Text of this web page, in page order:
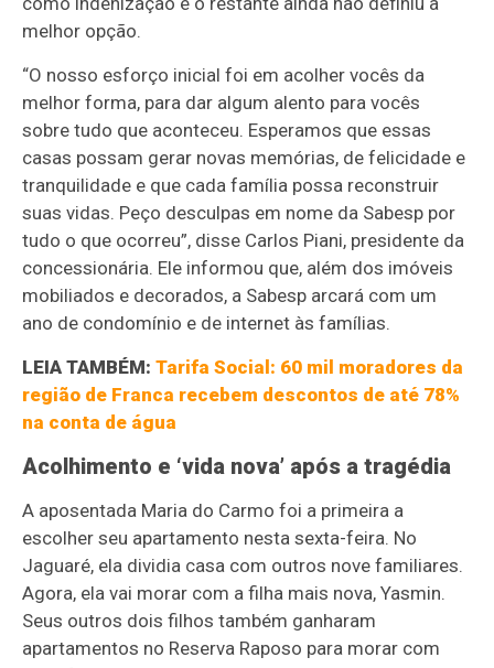
melhor opção.
“O nosso esforço inicial foi em acolher vocês da
melhor forma, para dar algum alento para vocês
sobre tudo que aconteceu. Esperamos que essas
casas possam gerar novas memórias, de felicidade e
tranquilidade e que cada família possa reconstruir
suas vidas. Peço desculpas em nome da Sabesp por
tudo o que ocorreu”, disse Carlos Piani, presidente da
concessionária. Ele informou que, além dos imóveis
mobiliados e decorados, a Sabesp arcará com um
ano de condomínio e de internet às famílias.
LEIA TAMBÉM:Tarifa Social: 60 mil moradores da
região de Franca recebem descontos de até 78%
na conta de água
Acolhimento e ‘vida nova’ após a tragédia
A aposentada Maria do Carmo foi a primeira a
escolher seu apartamento nesta sexta-feira. No
Jaguaré, ela dividia casa com outros nove familiares.
Agora, ela vai morar com a filha mais nova, Yasmin.
Seus outros dois filhos também ganharam
apartamentos no Reserva Raposo para morar com